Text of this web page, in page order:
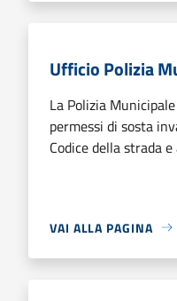
Ufficio Polizia
La Polizia
permessi di sosta
Codice della strada
VAI ALLA PAGINA